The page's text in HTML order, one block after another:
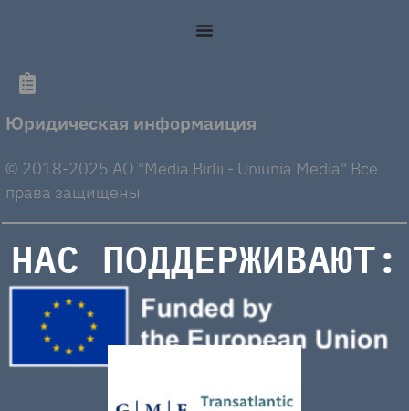
Юридическая информаиция
© 2018-2025 AO "Media Birlii - Uniunia Media" Все
права защищены
НАС ПОДДЕРЖИВАЮТ: